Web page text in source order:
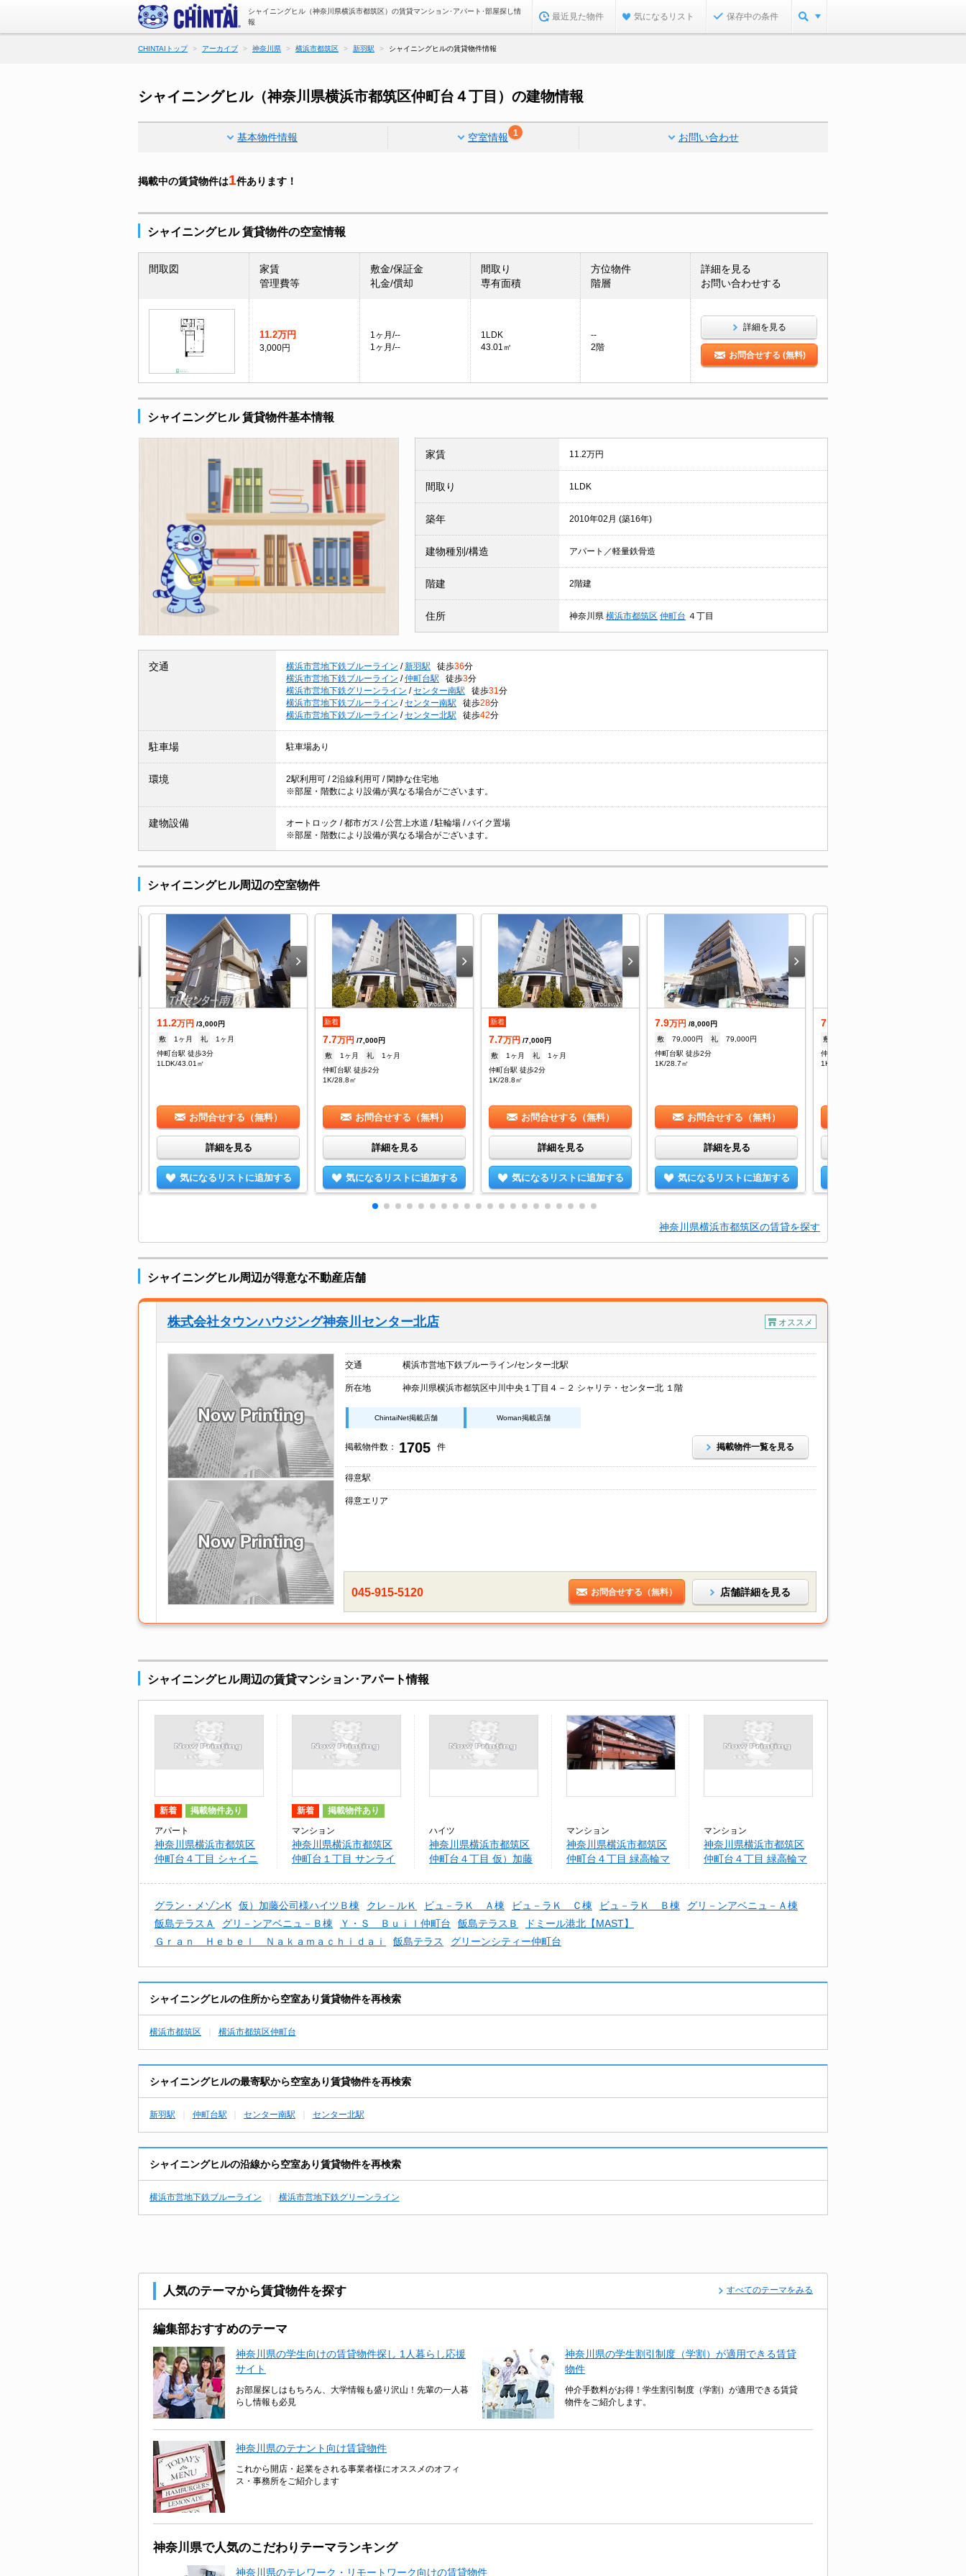
シャイニングヒル（神奈川県横浜市都筑区）の賃貸マンション･アパート･部屋探し情
報
最近見た物件 気になるリスト 保存中の条件
CHINTAIトップ アーカイブ 神奈川県 横浜市都筑区 新羽駅 シャイニングヒルの賃貸物件情報
シャイニングヒル（神奈川県横浜市都筑区仲町台４丁目）の建物情報
基本物件情報 空室情報 1 お問い合わせ
掲載中の賃貸物件は1件あります！
シャイニングヒル 賃貸物件の空室情報
間取図
家賃
管理費等
敷金/保証金
礼金/償却
間取り
専有面積
方位物件
階層
詳細を見る
お問い合わせする
11.2万円
3,000円
1ヶ月/--
1ヶ月/--
1LDK
43.01㎡
--
2階
詳細を見る
お問合せする (無料)
シャイニングヒル 賃貸物件基本情報
家賃 11.2万円
間取り 1LDK
築年 2010年02月 (築16年)
建物種別/構造 アパート／軽量鉄骨造
階建 2階建
住所 神奈川県 横浜市都筑区 仲町台 ４丁目
交通 横浜市営地下鉄ブルーライン / 新羽駅 徒歩36分
横浜市営地下鉄ブルーライン / 仲町台駅 徒歩3分
横浜市営地下鉄グリーンライン / センター南駅 徒歩31 分
横浜市営地下鉄ブルーライン / センター南駅 徒歩28分
横浜市営地下鉄ブルーライン / センター北駅 徒歩42分
駐車場 駐車場あり
環境
2駅利用可 / 2沿線利用可 / 閑静な住宅地
※部屋・階数により設備が異なる場合がございます。
建物設備
オートロック / 都市ガス / 公営上水道 / 駐輪場 / バイク置場
※部屋・階数により設備が異なる場合がございます。
シャイニングヒル周辺の空室物件
11.2万円 /3,000円
敷
1ヶ月 礼
1ヶ月
仲町台駅 徒歩3分
1LDK/43.01㎡
お問合せする（無料）
詳細を見る
気になるリストに追加する
新着
7.7万円 /7,000円
敷
1ヶ月 礼
1ヶ月
仲町台駅 徒歩2分
1K/28.8㎡
お問合せする（無料）
詳細を見る
気になるリストに追加する
新着
7.7万円 /7,000円
敷
1ヶ月 礼
1ヶ月
仲町台駅 徒歩2分
1K/28.8㎡
お問合せする（無料）
詳細を見る
気になるリストに追加する
7.9万円 /8,000円
敷
79,000円 礼
79,000円
仲町台駅 徒歩2分
1K/28.7㎡
お問合せする（無料）
詳細を見る
気になるリストに追加する
7.9
敷
仲町台駅 徒歩2分
1K/28.7㎡
神奈川県横浜市都筑区の賃貸を探す
シャイニングヒル周辺が得意な不動産店舗
株式会社タウンハウジング神奈川センター北店 オススメ
交通 横浜市営地下鉄ブルーライン/センター北駅
所在地 神奈川県横浜市都筑区中川中央１丁目４－２ シャリテ・センター北 １階
ChintaiNet掲載店舗 Woman掲載店舗
掲載物件数： 1705 件 掲載物件一覧を見る
得意駅
得意エリア
045-915-5120 お問合せする（無料） 店舗詳細を見る
シャイニングヒル周辺の賃貸マンション･アパート情報
新着 掲載物件あり
アパート
神奈川県横浜市都筑区
仲町台４丁目 シャイニ
新着 掲載物件あり
マンション
神奈川県横浜市都筑区
仲町台１丁目 サンライ
ハイツ
神奈川県横浜市都筑区
仲町台４丁目 仮）加藤
マンション
神奈川県横浜市都筑区
仲町台４丁目 緑高輪マ
マンション
神奈川県横浜市都筑区
仲町台４丁目 緑高輪マ
グラン・メゾンK 仮）加藤公司様ハイツＢ棟 クレ－ルＫ ビュ－ラＫ Ａ棟 ビュ－ラＫ Ｃ棟 ビュ－ラＫ Ｂ棟
グリ－ンアベニュ－Ａ棟
飯島テラスＡ
グリ－ンアベニュ－Ｂ棟 Ｙ・Ｓ Ｂｕｉｌ仲町台 飯島テラスＢ
ドミール港北【MAST】
Ｇｒａｎ Ｈｅｂｅｌ Ｎａｋａｍａｃｈｉｄａｉ
飯島テラス グリーンシティー仲町台
シャイニングヒルの住所から空室あり賃貸物件を再検索
横浜市都筑区 横浜市都筑区仲町台
シャイニングヒルの最寄駅から空室あり賃貸物件を再検索
新羽駅 仲町台駅 センター南駅 センター北駅
シャイニングヒルの沿線から空室あり賃貸物件を再検索
横浜市営地下鉄ブルーライン 横浜市営地下鉄グリーンライン
人気のテーマから賃貸物件を探す すべてのテーマをみる
編集部おすすめのテーマ
神奈川県の学生向けの賃貸物件探し 1人暮らし応援
サイト
お部屋探しはもちろん、大学情報も盛り沢山！先輩の一人暮
らし情報も必見
神奈川県の学生割引制度（学割）が適用できる賃貸
物件
仲介手数料がお得！学生割引制度（学割）が適用できる賃貸
物件をご紹介します。
神奈川県のテナント向け賃貸物件
これから開店・起業をされる事業者様にオススメのオフィ
ス・事務所をご紹介します
神奈川県で人気のこだわりテーマランキング
神奈川県のテレワーク・リモートワーク向けの賃貸物件